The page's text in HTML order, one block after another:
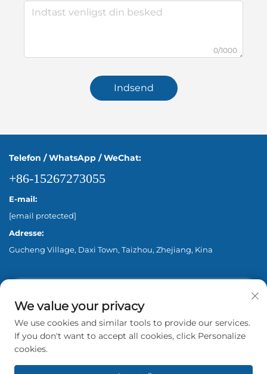
0/1000
Indsend
Telefon / WhatsApp / WeChat:
+86-15267273055
E-mail:
[email protected]
Adresse:
Gucheng Village, Daxi Town, Taizhou, Zhejiang, Kina
Copyright © 2026 Zhejiang Aina Pump Co., Ltd.
We value your privacy
We use cookies and similar tools to provide our services.
If you don't want to accept all cookies, click Personalize
cookies.